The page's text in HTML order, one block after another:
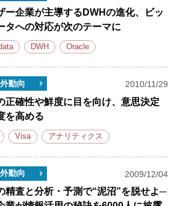
ー企業が主導するDWHの進化、ビッ
タへの対応が次のテーマに
DWH Oracle
動向 2010/11/29
正確性や鮮度に目を向け、意思決定
を高める
Visa アナリティクス
動向 2009/12/04
精査と分析・予測で“泥沼”を脱せよ─